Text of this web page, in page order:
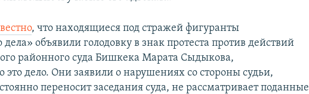
, что находящиеся под стражей фигуранты
объявили голодовку в знак протеста против действий
районного суда Бишкека Марата Сыдыкова,
это дело. Они заявили о нарушениях со стороны судьи,
переносит заседания суда, не рассматривает поданные